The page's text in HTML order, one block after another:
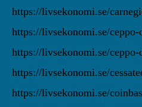
https://livsekonomi.se/
https://livsekonomi.se/
https://livsekonomi.se/
https://livsekonomi.se/
https://livsekonomi.se/